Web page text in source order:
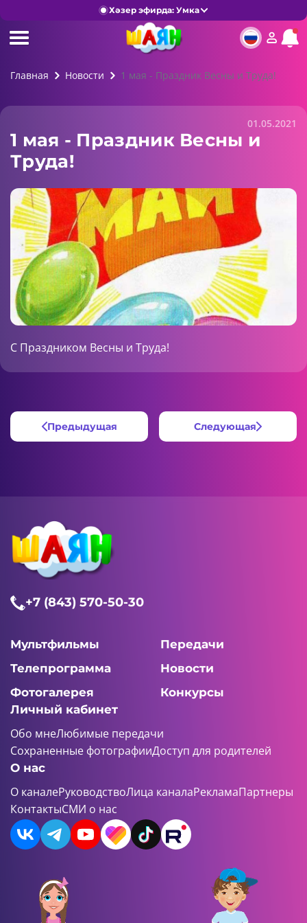
Хәзер эфирда: Умка
Главная Новости 1 мая - Праздник Весны и Труда!
01.05.2021
1 мая - Праздник Весны и
Труда!
С Праздником Весны и Труда!
Предыдущая Следующая
+7 (843) 570-50-30
Мультфильмы
Передачи
Телепрограмма
Новости
Фотогалерея
Конкурсы
Личный кабинет
Обо мнеЛюбимые передачи
Сохраненные фотографииДоступ для родителей
О нас
О каналеРуководствоЛица каналаРекламаПартнеры
КонтактыСМИ о нас